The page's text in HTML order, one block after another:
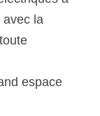
avec la
espace